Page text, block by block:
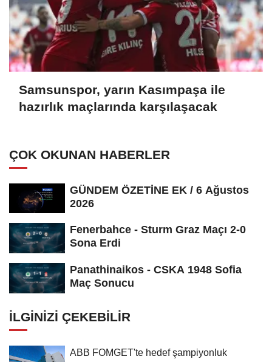
Samsunspor, yarın Kasımpaşa ile
hazırlık maçlarında karşılaşacak
ÇOK OKUNAN HABERLER
GÜNDEM ÖZETİNE EK / 6 Ağustos
2026
Fenerbahce - Sturm Graz Maçı 2-0
Sona Erdi
Panathinaikos - CSKA 1948 Sofia
Maç Sonucu
İLGINIZI ÇEKEBILIR
ABB FOMGET'te hedef şampiyonluk